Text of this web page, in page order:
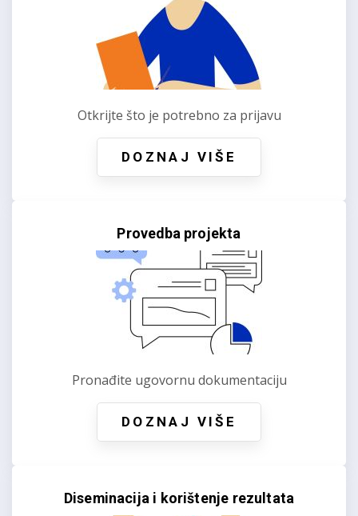
Otkrijte što je potrebno za prijavu
DOZNAJ VIŠE
Provedba projekta
Pronađite ugovornu dokumentaciju
DOZNAJ VIŠE
Diseminacija i korištenje rezultata